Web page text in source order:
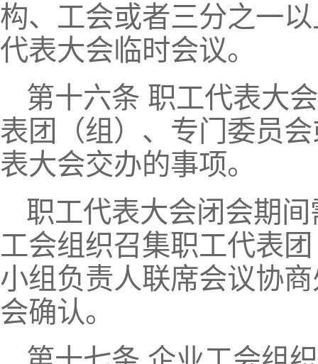
构、工会或者三分之一
代表大会临时会议。
第十六条 职工代表大
表团（组）、专门委员
表大会交办的事项。
职工代表大会闭会期
工会组织召集职工代表
小组负责人联席会议协
会确认。